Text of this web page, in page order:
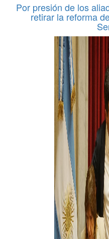
Por presión de los
retirar la reforma